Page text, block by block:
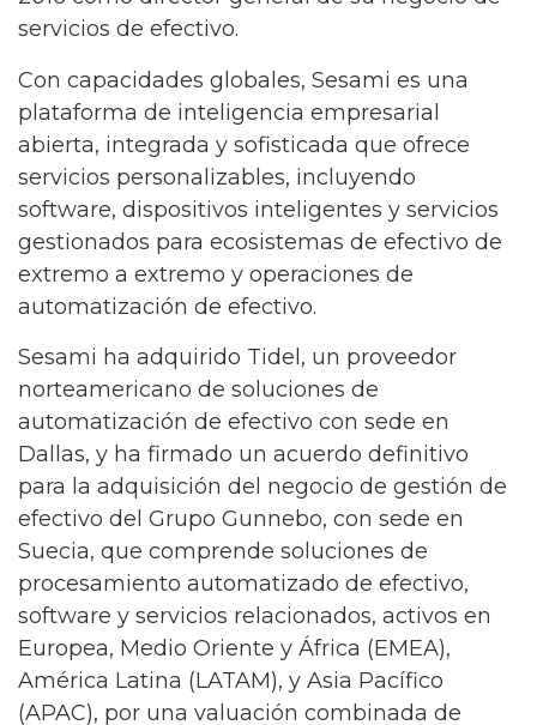
servicios de efectivo.
Con capacidades globales, Sesami es una
plataforma de inteligencia empresarial
abierta, integrada y sofisticada que ofrece
servicios personalizables, incluyendo
software, dispositivos inteligentes y servicios
gestionados para ecosistemas de efectivo de
extremo a extremo y operaciones de
automatización de efectivo.
Sesami ha adquirido Tidel, un proveedor
norteamericano de soluciones de
automatización de efectivo con sede en
Dallas, y ha firmado un acuerdo definitivo
para la adquisición del negocio de gestión de
efectivo del Grupo Gunnebo, con sede en
Suecia, que comprende soluciones de
procesamiento automatizado de efectivo,
software y servicios relacionados, activos en
Europea, Medio Oriente y África (EMEA),
América Latina (LATAM), y Asia Pacífico
(APAC), por una valuación combinada de